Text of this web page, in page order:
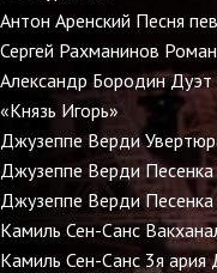
Антон Аренский Песня
Сергей Рахманинов
Александр Бородин
«Князь Игорь»
Джузеппе Верди
Джузеппе Верди
Джузеппе Верди Песенка
Камиль Сен-Санс
Камиль Сен-Санс 3я